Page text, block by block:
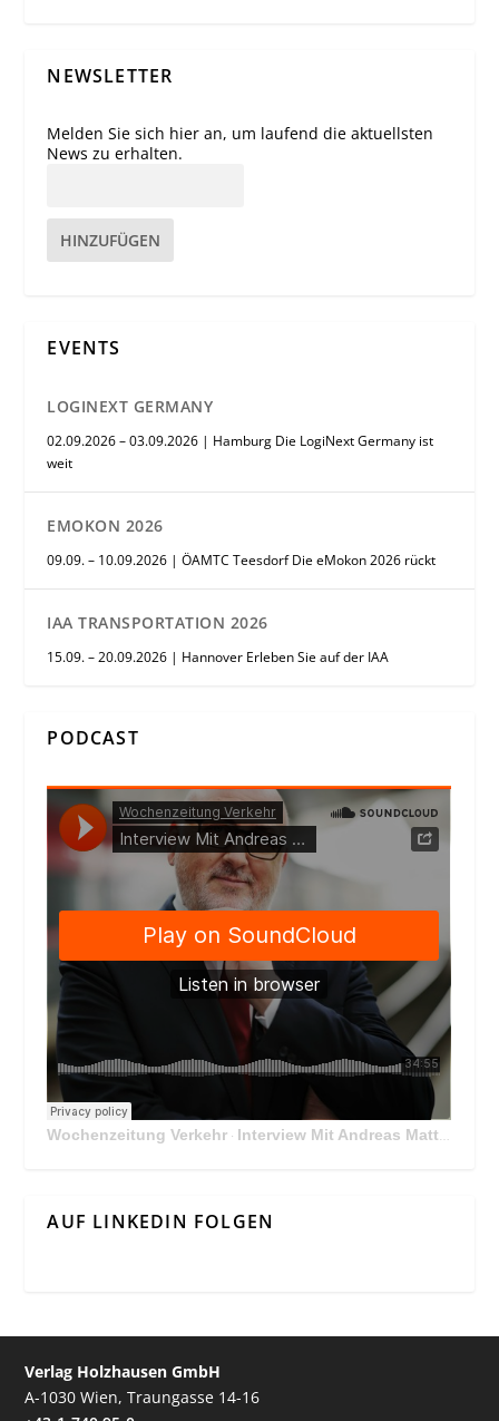
NEWSLETTER
Melden Sie sich hier an, um laufend die aktuellsten
News zu erhalten.
HINZUFÜGEN
EVENTS
LOGINEXT GERMANY
02.09.2026 – 03.09.2026 | Hamburg Die LogiNext Germany ist
weit
EMOKON 2026
09.09. – 10.09.2026 | ÖAMTC Teesdorf Die eMokon 2026 rückt
IAA TRANSPORTATION 2026
15.09. – 20.09.2026 | Hannover Erleben Sie auf der IAA
PODCAST
Wochenzeitung Verkehr · Interview Mit Andreas Matthä, CEO der ÖBB Holding
AUF LINKEDIN FOLGEN
Verlag Holzhausen GmbH
A-1030 Wien, Traungasse 14-16